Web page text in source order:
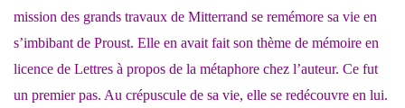
mission des grands travaux de Mitterrand se remémore sa vie en
s’imbibant de Proust. Elle en avait fait son thème de mémoire en
licence de Lettres à propos de la métaphore chez l’auteur. Ce fut
un premier pas. Au crépuscule de sa vie, elle se redécouvre en lui.